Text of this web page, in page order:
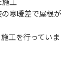
寒暖差で屋根が
工を行っていま